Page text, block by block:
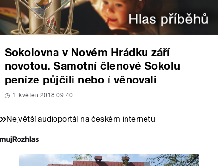
Sokolovna v Novém Hrádku září
novotou. Samotní členové Sokolu
peníze půjčili nebo í věnovali
1. květen 2018 09:40
Největší audioportál na českém internetu